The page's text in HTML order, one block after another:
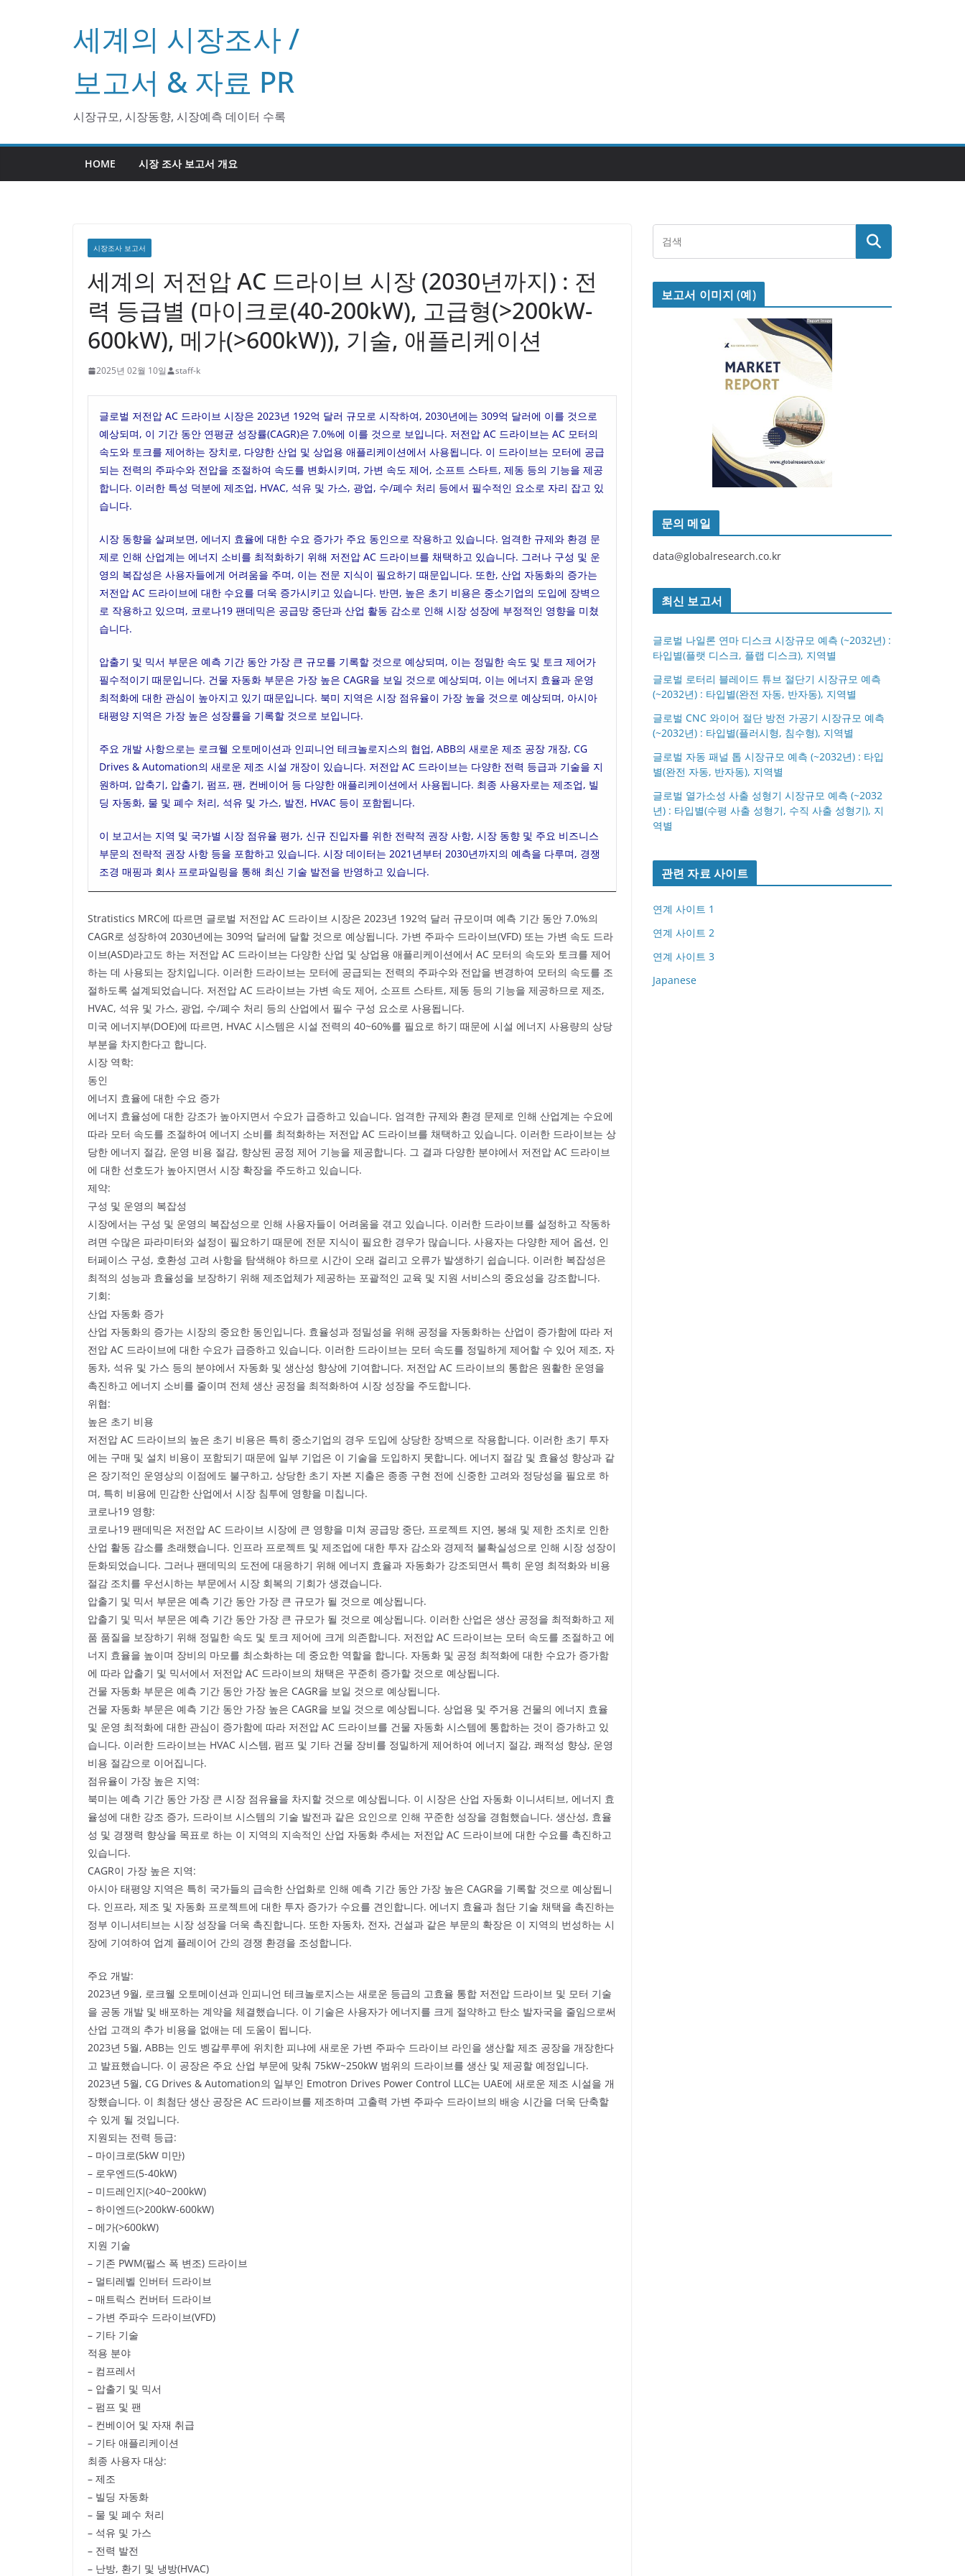
기
세계의 시장조사 /
보고서 & 자료 PR
시장규모, 시장동향, 시장예측 데이터 수록
HOME 시장 조사 보고서 개요
시장조사 보고서
세계의 저전압 AC 드라이브 시장 (2030년까지) : 전
력 등급별 (마이크로(40-200kW), 고급형(>200kW-
600kW), 메가(>600kW)), 기술, 애플리케이션
2025년 02월 10일 staff-k
글로벌 저전압 AC 드라이브 시장은 2023년 192억 달러 규모로 시작하여, 2030년에는 309억 달러에 이를 것으로
예상되며, 이 기간 동안 연평균 성장률(CAGR)은 7.0%에 이를 것으로 보입니다. 저전압 AC 드라이브는 AC 모터의
속도와 토크를 제어하는 장치로, 다양한 산업 및 상업용 애플리케이션에서 사용됩니다. 이 드라이브는 모터에 공급
되는 전력의 주파수와 전압을 조절하여 속도를 변화시키며, 가변 속도 제어, 소프트 스타트, 제동 등의 기능을 제공
합니다. 이러한 특성 덕분에 제조업, HVAC, 석유 및 가스, 광업, 수/폐수 처리 등에서 필수적인 요소로 자리 잡고 있
습니다.
시장 동향을 살펴보면, 에너지 효율에 대한 수요 증가가 주요 동인으로 작용하고 있습니다. 엄격한 규제와 환경 문
제로 인해 산업계는 에너지 소비를 최적화하기 위해 저전압 AC 드라이브를 채택하고 있습니다. 그러나 구성 및 운
영의 복잡성은 사용자들에게 어려움을 주며, 이는 전문 지식이 필요하기 때문입니다. 또한, 산업 자동화의 증가는
저전압 AC 드라이브에 대한 수요를 더욱 증가시키고 있습니다. 반면, 높은 초기 비용은 중소기업의 도입에 장벽으
로 작용하고 있으며, 코로나19 팬데믹은 공급망 중단과 산업 활동 감소로 인해 시장 성장에 부정적인 영향을 미쳤
습니다.
압출기 및 믹서 부문은 예측 기간 동안 가장 큰 규모를 기록할 것으로 예상되며, 이는 정밀한 속도 및 토크 제어가
필수적이기 때문입니다. 건물 자동화 부문은 가장 높은 CAGR을 보일 것으로 예상되며, 이는 에너지 효율과 운영
최적화에 대한 관심이 높아지고 있기 때문입니다. 북미 지역은 시장 점유율이 가장 높을 것으로 예상되며, 아시아
태평양 지역은 가장 높은 성장률을 기록할 것으로 보입니다.
주요 개발 사항으로는 로크웰 오토메이션과 인피니언 테크놀로지스의 협업, ABB의 새로운 제조 공장 개장, CG
Drives & Automation의 새로운 제조 시설 개장이 있습니다. 저전압 AC 드라이브는 다양한 전력 등급과 기술을 지
원하며, 압축기, 압출기, 펌프, 팬, 컨베이어 등 다양한 애플리케이션에서 사용됩니다. 최종 사용자로는 제조업, 빌
딩 자동화, 물 및 폐수 처리, 석유 및 가스, 발전, HVAC 등이 포함됩니다.
이 보고서는 지역 및 국가별 시장 점유율 평가, 신규 진입자를 위한 전략적 권장 사항, 시장 동향 및 주요 비즈니스
부문의 전략적 권장 사항 등을 포함하고 있습니다. 시장 데이터는 2021년부터 2030년까지의 예측을 다루며, 경쟁
조경 매핑과 회사 프로파일링을 통해 최신 기술 발전을 반영하고 있습니다.
Stratistics MRC에 따르면 글로벌 저전압 AC 드라이브 시장은 2023년 192억 달러 규모이며 예측 기간 동안 7.0%의
CAGR로 성장하여 2030년에는 309억 달러에 달할 것으로 예상됩니다. 가변 주파수 드라이브(VFD) 또는 가변 속도 드라
이브(ASD)라고도 하는 저전압 AC 드라이브는 다양한 산업 및 상업용 애플리케이션에서 AC 모터의 속도와 토크를 제어
하는 데 사용되는 장치입니다. 이러한 드라이브는 모터에 공급되는 전력의 주파수와 전압을 변경하여 모터의 속도를 조
절하도록 설계되었습니다. 저전압 AC 드라이브는 가변 속도 제어, 소프트 스타트, 제동 등의 기능을 제공하므로 제조,
HVAC, 석유 및 가스, 광업, 수/폐수 처리 등의 산업에서 필수 구성 요소로 사용됩니다.
미국 에너지부(DOE)에 따르면, HVAC 시스템은 시설 전력의 40~60%를 필요로 하기 때문에 시설 에너지 사용량의 상당
부분을 차지한다고 합니다.
시장 역학:
동인
에너지 효율에 대한 수요 증가
에너지 효율성에 대한 강조가 높아지면서 수요가 급증하고 있습니다. 엄격한 규제와 환경 문제로 인해 산업계는 수요에
따라 모터 속도를 조절하여 에너지 소비를 최적화하는 저전압 AC 드라이브를 채택하고 있습니다. 이러한 드라이브는 상
당한 에너지 절감, 운영 비용 절감, 향상된 공정 제어 기능을 제공합니다. 그 결과 다양한 분야에서 저전압 AC 드라이브
에 대한 선호도가 높아지면서 시장 확장을 주도하고 있습니다.
제약:
구성 및 운영의 복잡성
시장에서는 구성 및 운영의 복잡성으로 인해 사용자들이 어려움을 겪고 있습니다. 이러한 드라이브를 설정하고 작동하
려면 수많은 파라미터와 설정이 필요하기 때문에 전문 지식이 필요한 경우가 많습니다. 사용자는 다양한 제어 옵션, 인
터페이스 구성, 호환성 고려 사항을 탐색해야 하므로 시간이 오래 걸리고 오류가 발생하기 쉽습니다. 이러한 복잡성은
최적의 성능과 효율성을 보장하기 위해 제조업체가 제공하는 포괄적인 교육 및 지원 서비스의 중요성을 강조합니다.
기회:
산업 자동화 증가
산업 자동화의 증가는 시장의 중요한 동인입니다. 효율성과 정밀성을 위해 공정을 자동화하는 산업이 증가함에 따라 저
전압 AC 드라이브에 대한 수요가 급증하고 있습니다. 이러한 드라이브는 모터 속도를 정밀하게 제어할 수 있어 제조, 자
동차, 석유 및 가스 등의 분야에서 자동화 및 생산성 향상에 기여합니다. 저전압 AC 드라이브의 통합은 원활한 운영을
촉진하고 에너지 소비를 줄이며 전체 생산 공정을 최적화하여 시장 성장을 주도합니다.
위협:
높은 초기 비용
저전압 AC 드라이브의 높은 초기 비용은 특히 중소기업의 경우 도입에 상당한 장벽으로 작용합니다. 이러한 초기 투자
에는 구매 및 설치 비용이 포함되기 때문에 일부 기업은 이 기술을 도입하지 못합니다. 에너지 절감 및 효율성 향상과 같
은 장기적인 운영상의 이점에도 불구하고, 상당한 초기 자본 지출은 종종 구현 전에 신중한 고려와 정당성을 필요로 하
며, 특히 비용에 민감한 산업에서 시장 침투에 영향을 미칩니다.
코로나19 영향:
코로나19 팬데믹은 저전압 AC 드라이브 시장에 큰 영향을 미쳐 공급망 중단, 프로젝트 지연, 봉쇄 및 제한 조치로 인한
산업 활동 감소를 초래했습니다. 인프라 프로젝트 및 제조업에 대한 투자 감소와 경제적 불확실성으로 인해 시장 성장이
둔화되었습니다. 그러나 팬데믹의 도전에 대응하기 위해 에너지 효율과 자동화가 강조되면서 특히 운영 최적화와 비용
절감 조치를 우선시하는 부문에서 시장 회복의 기회가 생겼습니다.
압출기 및 믹서 부문은 예측 기간 동안 가장 큰 규모가 될 것으로 예상됩니다.
압출기 및 믹서 부문은 예측 기간 동안 가장 큰 규모가 될 것으로 예상됩니다. 이러한 산업은 생산 공정을 최적화하고 제
품 품질을 보장하기 위해 정밀한 속도 및 토크 제어에 크게 의존합니다. 저전압 AC 드라이브는 모터 속도를 조절하고 에
너지 효율을 높이며 장비의 마모를 최소화하는 데 중요한 역할을 합니다. 자동화 및 공정 최적화에 대한 수요가 증가함
에 따라 압출기 및 믹서에서 저전압 AC 드라이브의 채택은 꾸준히 증가할 것으로 예상됩니다.
건물 자동화 부문은 예측 기간 동안 가장 높은 CAGR을 보일 것으로 예상됩니다.
건물 자동화 부문은 예측 기간 동안 가장 높은 CAGR을 보일 것으로 예상됩니다. 상업용 및 주거용 건물의 에너지 효율
및 운영 최적화에 대한 관심이 증가함에 따라 저전압 AC 드라이브를 건물 자동화 시스템에 통합하는 것이 증가하고 있
습니다. 이러한 드라이브는 HVAC 시스템, 펌프 및 기타 건물 장비를 정밀하게 제어하여 에너지 절감, 쾌적성 향상, 운영
비용 절감으로 이어집니다.
점유율이 가장 높은 지역:
북미는 예측 기간 동안 가장 큰 시장 점유율을 차지할 것으로 예상됩니다. 이 시장은 산업 자동화 이니셔티브, 에너지 효
율성에 대한 강조 증가, 드라이브 시스템의 기술 발전과 같은 요인으로 인해 꾸준한 성장을 경험했습니다. 생산성, 효율
성 및 경쟁력 향상을 목표로 하는 이 지역의 지속적인 산업 자동화 추세는 저전압 AC 드라이브에 대한 수요를 촉진하고
있습니다.
CAGR이 가장 높은 지역:
아시아 태평양 지역은 특히 국가들의 급속한 산업화로 인해 예측 기간 동안 가장 높은 CAGR을 기록할 것으로 예상됩니
다. 인프라, 제조 및 자동화 프로젝트에 대한 투자 증가가 수요를 견인합니다. 에너지 효율과 첨단 기술 채택을 촉진하는
정부 이니셔티브는 시장 성장을 더욱 촉진합니다. 또한 자동차, 전자, 건설과 같은 부문의 확장은 이 지역의 번성하는 시
장에 기여하여 업계 플레이어 간의 경쟁 환경을 조성합니다.
주요 개발:
2023년 9월, 로크웰 오토메이션과 인피니언 테크놀로지스는 새로운 등급의 고효율 통합 저전압 드라이브 및 모터 기술
을 공동 개발 및 배포하는 계약을 체결했습니다. 이 기술은 사용자가 에너지를 크게 절약하고 탄소 발자국을 줄임으로써
산업 고객의 추가 비용을 없애는 데 도움이 됩니다.
2023년 5월, ABB는 인도 벵갈루루에 위치한 피냐에 새로운 가변 주파수 드라이브 라인을 생산할 제조 공장을 개장한다
고 발표했습니다. 이 공장은 주요 산업 부문에 맞춰 75kW~250kW 범위의 드라이브를 생산 및 제공할 예정입니다.
2023년 5월, CG Drives & Automation의 일부인 Emotron Drives Power Control LLC는 UAE에 새로운 제조 시설을 개
장했습니다. 이 최첨단 생산 공장은 AC 드라이브를 제조하며 고출력 가변 주파수 드라이브의 배송 시간을 더욱 단축할
수 있게 될 것입니다.
지원되는 전력 등급:
– 마이크로(5kW 미만)
– 로우엔드(5-40kW)
– 미드레인지(>40~200kW)
– 하이엔드(>200kW-600kW)
– 메가(>600kW)
지원 기술
– 기존 PWM(펄스 폭 변조) 드라이브
– 멀티레벨 인버터 드라이브
– 매트릭스 컨버터 드라이브
– 가변 주파수 드라이브(VFD)
– 기타 기술
적용 분야
– 컴프레서
– 압출기 및 믹서
– 펌프 및 팬
– 컨베이어 및 자재 취급
– 기타 애플리케이션
최종 사용자 대상:
– 제조
– 빌딩 자동화
– 물 및 폐수 처리
– 석유 및 가스
– 전력 발전
– 난방, 환기 및 냉방(HVAC)
보고서 이미지 (예)
문의 메일
data@globalresearch.co.kr
최신 보고서
글로벌 나일론 연마 디스크 시장규모 예측 (~2032년) :
타입별(플랫 디스크, 플랩 디스크), 지역별
글로벌 로터리 블레이드 튜브 절단기 시장규모 예측
(~2032년) : 타입별(완전 자동, 반자동), 지역별
글로벌 CNC 와이어 절단 방전 가공기 시장규모 예측
(~2032년) : 타입별(플러시형, 침수형), 지역별
글로벌 자동 패널 톱 시장규모 예측 (~2032년) : 타입
별(완전 자동, 반자동), 지역별
글로벌 열가소성 사출 성형기 시장규모 예측 (~2032
년) : 타입별(수평 사출 성형기, 수직 사출 성형기), 지
역별
관련 자료 사이트
연계 사이트 1
연계 사이트 2
연계 사이트 3
Japanese